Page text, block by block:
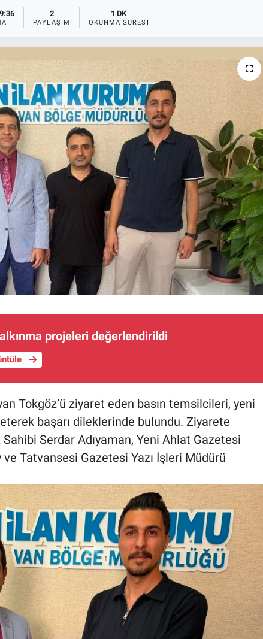
2
PAYLAŞIM
1 DK
OKUNMA SÜRESI
projeleri değerlendirildi
Tokgöz’ü ziyaret eden basın temsilcileri, yeni
başarı dileklerinde bulundu. Ziyarete
Serdar Adıyaman, Yeni Ahlat Gazetesi
Tatvansesi Gazetesi Yazı İşleri Müdürü